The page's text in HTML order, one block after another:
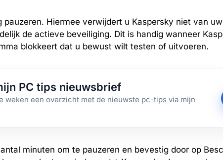
pauzeren. Hiermee verwijdert u Kaspersky niet van
de actieve beveiliging. Dit is handig wanneer
blokkeert dat u bewust wilt testen of uitvoeren.
PC tips nieuwsbrief
weken een overzicht met de nieuwste pc-tips via mijn
minuten om te pauzeren en bevestig door op